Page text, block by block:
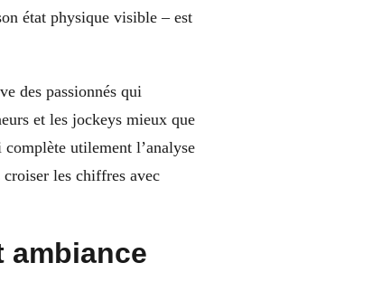
état physique visible – est
des passionnés qui
et les jockeys mieux que
utilement l’analyse
les chiffres avec
ambiance